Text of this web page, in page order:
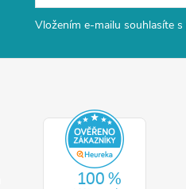
Vložením e-mailu souhlasíte s